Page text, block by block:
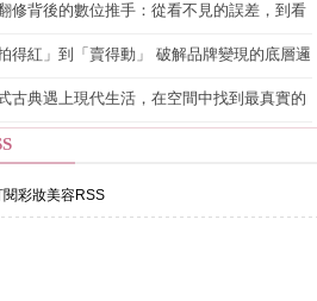
修背後的數位推手：從看不見的誤差，到看
得紅」到「賣得動」 破解品牌變現的底層邏
古典遇上現代生活，在空間中找到最真實的
閱彩妝美容RSS